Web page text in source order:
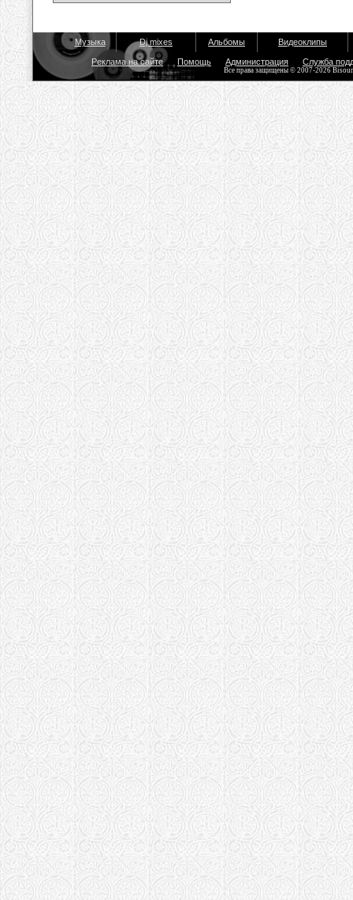
Музыка Dj mixes Альбомы Видеоклипы
Реклама на сайте Помощь Администрация Служба
Все права защищены © 2007-2026